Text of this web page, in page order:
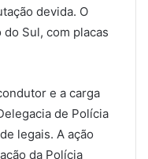
devida. O
Sul, com placas
e a carga
de Polícia
legais. A ação
da Polícia